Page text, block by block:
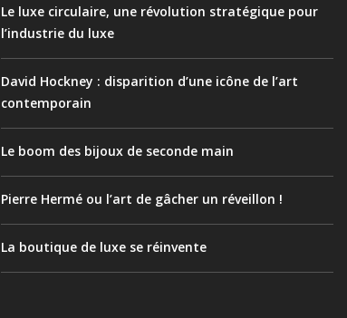
Le luxe circulaire, une révolution stratégique pour
l’industrie du luxe
David Hockney : disparition d’une icône de l’art
contemporain
Le boom des bijoux de seconde main
Pierre Hermé ou l’art de gâcher un réveillon !
La boutique de luxe se réinvente